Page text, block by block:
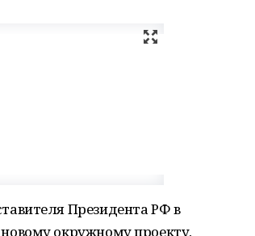
Президента РФ в
окружному проекту,